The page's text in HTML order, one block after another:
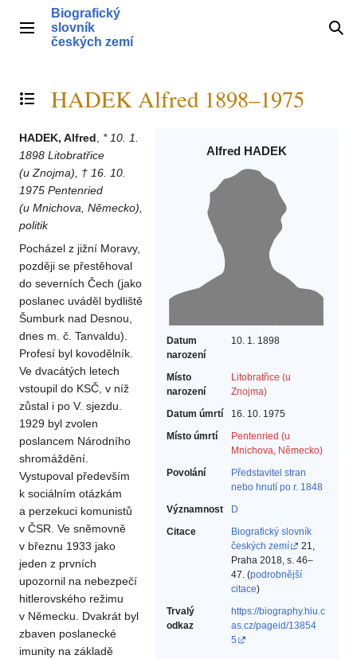
obsahHlavní menu
Biografický
slovník
českých zemí
Přepnout obsah
HADEK Alfred 1898–1975
Alfred HADEK
Datum
narození
10. 1. 1898
Místo
narození
Litobratřice (u
Znojma)
Datum úmrtí
16. 10. 1975
Místo úmrtí
Pentenried (u
Mnichova, Německo)
Povolání
Představitel stran
nebo hnutí po r. 1848‎
Významnost
D
Citace
Biografický slovník
českých zemí
21,
Praha 2018, s. 46–
47. (podrobnější
citace)
Trvalý
odkaz
https://biography.hiu.c
as.cz/pageid/13854
5
HADEK, Alfred
* 10. 1.
1898 Litobratřice
(u Znojma), † 16. 10.
1975 Pentenried
(u Mnichova, Německo),
politik
Pocházel z jižní Moravy,
později se přestěhoval
do severních Čech (jako
poslanec uváděl bydliště
Šumburk nad Desnou,
dnes m. č. Tanvaldu).
Profesí byl kovodělník.
Ve dvacátých letech
vstoupil do KSČ, v níž
zůstal i po V. sjezdu.
1929 byl zvolen
poslancem Národního
shromáždění.
Vystupoval především
k sociálním otázkám
a perzekuci komunistů
v ČSR. Ve sněmovně
v březnu 1933 jako
jeden z prvních
upozornil na nebezpečí
hitlerovského režimu
v Německu. Dvakrát byl
zbaven poslanecké
imunity na základě